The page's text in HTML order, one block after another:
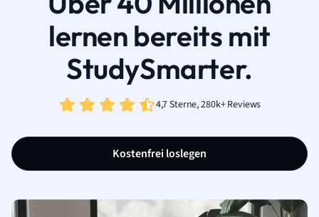
lernen bereits mit
StudySmarter.
4,7 Sterne, 280k+ Reviews
Kostenfrei loslegen